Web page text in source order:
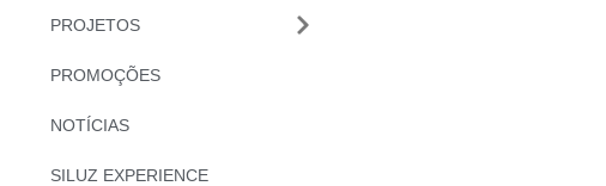
PROJETOS
PROMOÇÕES
NOTÍCIAS
SILUZ EXPERIENCE